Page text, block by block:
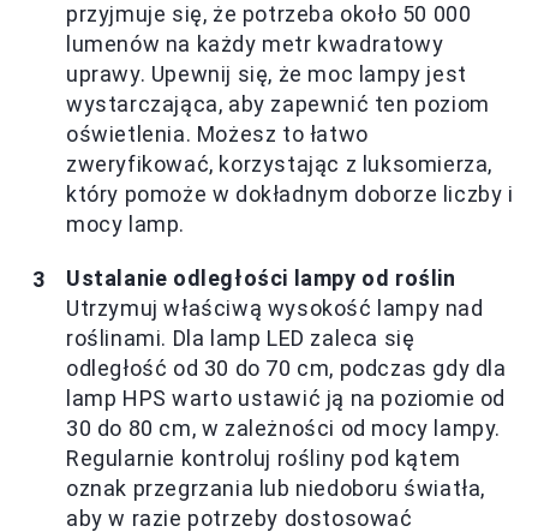
przyjmuje się, że potrzeba około 50 000
lumenów na każdy metr kwadratowy
uprawy. Upewnij się, że moc lampy jest
wystarczająca, aby zapewnić ten poziom
oświetlenia. Możesz to łatwo
zweryfikować, korzystając z luksomierza,
który pomoże w dokładnym doborze liczby i
mocy lamp.
Ustalanie odległości lampy od roślin
Utrzymuj właściwą wysokość lampy nad
roślinami. Dla lamp LED zaleca się
odległość od 30 do 70 cm, podczas gdy dla
lamp HPS warto ustawić ją na poziomie od
30 do 80 cm, w zależności od mocy lampy.
Regularnie kontroluj rośliny pod kątem
oznak przegrzania lub niedoboru światła,
aby w razie potrzeby dostosować